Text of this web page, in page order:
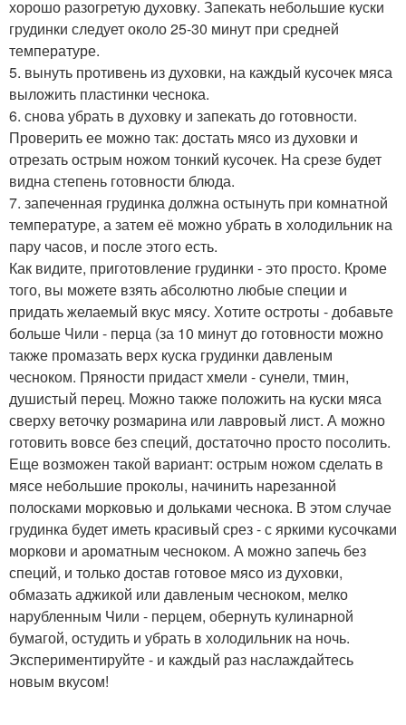
хорошо разогретую духовку. Запекать небольшие куски
грудинки следует около 25-30 минут при средней
температуре.
5. вынуть противень из духовки, на каждый кусочек мяса
выложить пластинки чеснока.
6. снова убрать в духовку и запекать до готовности.
Проверить ее можно так: достать мясо из духовки и
отрезать острым ножом тонкий кусочек. На срезе будет
видна степень готовности блюда.
7. запеченная грудинка должна остынуть при комнатной
температуре, а затем её можно убрать в холодильник на
пару часов, и после этого есть.
Как видите, приготовление грудинки - это просто. Кроме
того, вы можете взять абсолютно любые специи и
придать желаемый вкус мясу. Хотите остроты - добавьте
больше Чили - перца (за 10 минут до готовности можно
также промазать верх куска грудинки давленым
чесноком. Пряности придаст хмели - сунели, тмин,
душистый перец. Можно также положить на куски мяса
сверху веточку розмарина или лавровый лист. А можно
готовить вовсе без специй, достаточно просто посолить.
Еще возможен такой вариант: острым ножом сделать в
мясе небольшие проколы, начинить нарезанной
полосками морковью и дольками чеснока. В этом случае
грудинка будет иметь красивый срез - с яркими кусочками
моркови и ароматным чесноком. А можно запечь без
специй, и только достав готовое мясо из духовки,
обмазать аджикой или давленым чесноком, мелко
нарубленным Чили - перцем, обернуть кулинарной
бумагой, остудить и убрать в холодильник на ночь.
Экспериментируйте - и каждый раз наслаждайтесь
новым вкусом!